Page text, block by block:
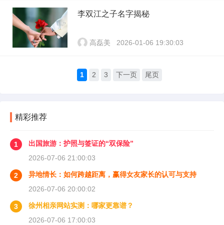
李双江之子名字揭秘
高磊美 2026-01-06 19:30:03
1 2 3 下一页 尾页
精彩推荐
1
出国旅游：护照与签证的“双保险”
2026-07-06 21:00:03
2
异地情长：如何跨越距离，赢得女友家长的认可与支持
2026-07-06 20:00:02
3
徐州相亲网站实测：哪家更靠谱？
2026-07-06 17:00:03